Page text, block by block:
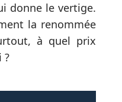
donne le vertige.
la renommée
à quel prix
?